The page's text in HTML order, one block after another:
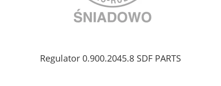
Regulator 0.900.2045.8 SDF PARTS